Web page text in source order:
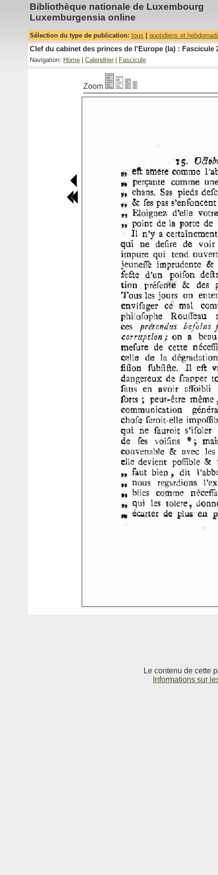
Bibliothèque nationale de Luxembourg
Luxemburgensia online
Sélection du type de publication: tous quotidiens et
Clef du cabinet des princes de l'Europe (la) : Fascicule
Navigation: Home Calendrier Fascicule
Zoom
Le contenu de cette
Informations sur